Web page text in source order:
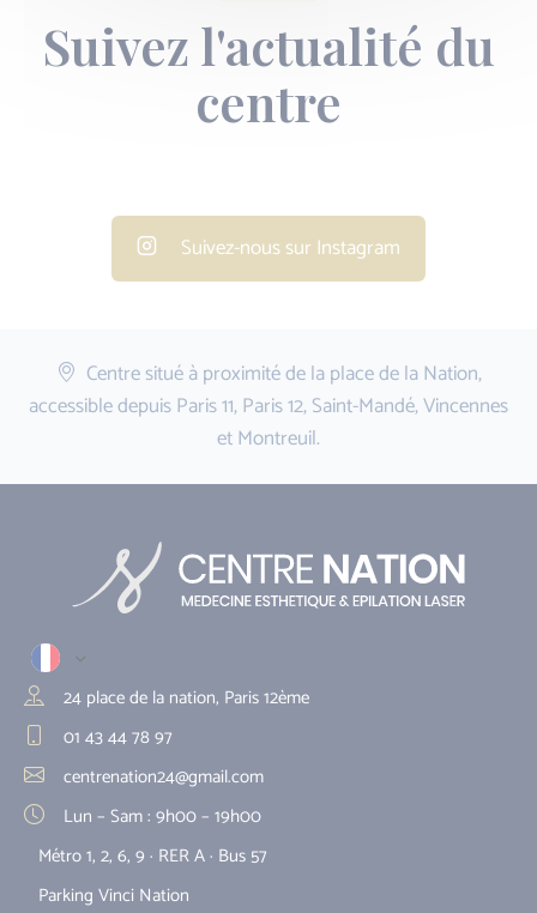
Suivez l'actualité du
centre
Suivez-nous sur Instagram
Centre situé à proximité de la place de la Nation,
accessible depuis Paris 11, Paris 12, Saint-Mandé, Vincennes
et Montreuil.
24 place de la nation, Paris 12ème
01 43 44 78 97
centrenation24@gmail.com
Lun – Sam : 9h00 – 19h00
Métro 1, 2, 6, 9 · RER A · Bus 57
Parking Vinci Nation